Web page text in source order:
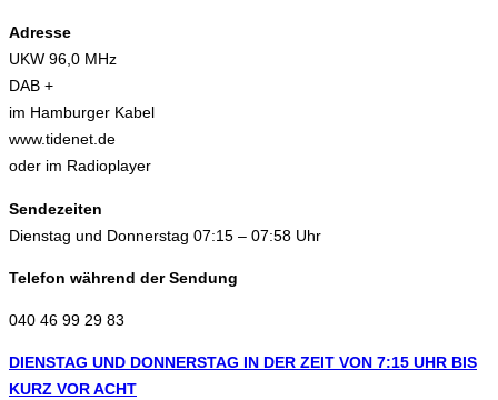
Adresse
UKW 96,0 MHz
DAB +
im Hamburger Kabel
www.tidenet.de
oder im Radioplayer
Sendezeiten
Dienstag und Donnerstag 07:15 – 07:58 Uhr
Telefon während der Sendung
040 46 99 29 83
Zum
Inhalt
DIENSTAG UND DONNERSTAG IN DER ZEIT VON 7:15 UHR BIS
KURZ VOR ACHT